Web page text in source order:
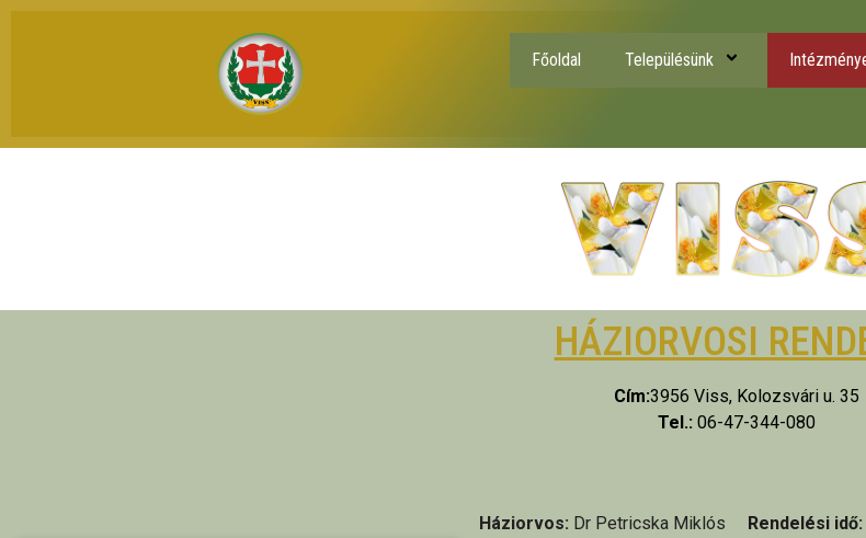
Főoldal Településünk
HÁZIORVOSI
Cím:3956 Viss, Kolozsvári u. 35
Tel.: 06-47-344-080
Háziorvos: Dr Petricska Miklós
Rendelési idő: